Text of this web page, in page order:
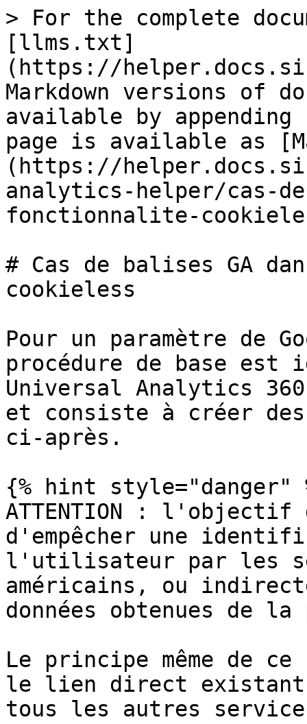
> For the complete
[llms.txt]
(https://
Markdown versions of
available by
page is available as
(https://
analytics-helper/cas-
fonctionnalite-
# Cas de balises GA
cookieless
Pour un paramètre de
procédure de base
Universal Analytics 360
et consiste à créer des
ci-après.
{% hint style="danger"
ATTENTION :
d'empêcher une
l'utilisateur par les
américains, ou
données obtenues de
Le principe même de
le lien direct existant
tous les autres